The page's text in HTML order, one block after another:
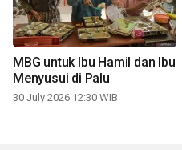
MBG untuk Ibu Hamil dan Ibu
Menyusui di Palu
30 July 2026 12:30 WIB